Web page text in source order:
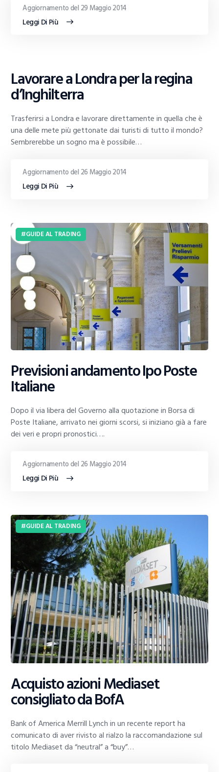
Leggi Di Più
Aggiornamento del 29 Maggio 2014
AL
TRADING
Lavorare a Londra per la regina
d’Inghilterra
Trasferirsi a Londra e lavorare direttamente in quella che è
una delle mete più gettonate dai turisti di tutto il mondo?
Sembrerebbe un sogno ma è possibile…
Leggi Di Più
Aggiornamento del 26 Maggio 2014
GUIDE AL TRADING
Previsioni andamento Ipo Poste
Italiane
Dopo il via libera del Governo alla quotazione in Borsa di
Poste Italiane, arrivato nei giorni scorsi, si iniziano già a fare
dei veri e propri pronostici….
Leggi Di Più
Aggiornamento del 26 Maggio 2014
GUIDE AL TRADING
Acquisto azioni Mediaset
consigliato da BofA
Bank of America Merrill Lynch in un recente report ha
comunicato di aver rivisto al rialzo la raccomandazione sul
titolo Mediaset da “neutral” a “buy”…